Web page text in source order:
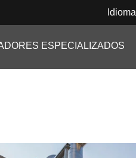
Idioma
ESPECIALIZADOS